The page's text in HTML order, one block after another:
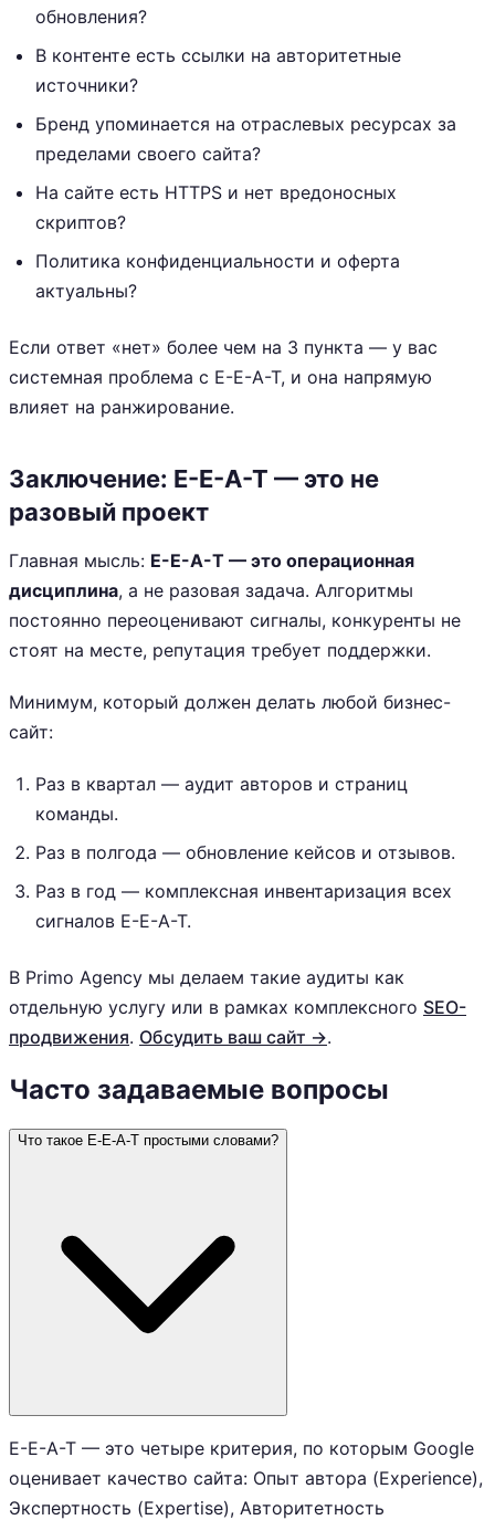
обновления?
В контенте есть ссылки на авторитетные
источники?
Бренд упоминается на отраслевых ресурсах за
пределами своего сайта?
На сайте есть HTTPS и нет вредоносных
скриптов?
Политика конфиденциальности и оферта
актуальны?
Если ответ «нет» более чем на 3 пункта — у вас
системная проблема с E-E-A-T, и она напрямую
влияет на ранжирование.
Заключение: E-E-A-T — это не
разовый проект
Главная мысль: E-E-A-T — это операционная
дисциплина, а не разовая задача. Алгоритмы
постоянно переоценивают сигналы, конкуренты не
стоят на месте, репутация требует поддержки.
Минимум, который должен делать любой бизнес-
сайт:
Раз в квартал — аудит авторов и страниц
команды.
Раз в полгода — обновление кейсов и отзывов.
Раз в год — комплексная инвентаризация всех
сигналов E-E-A-T.
В Primo Agency мы делаем такие аудиты как
отдельную услугу или в рамках комплексного SEO-
продвижения. Обсудить ваш сайт →.
Часто задаваемые вопросы
Что такое E-E-A-T простыми словами?
E-E-A-T — это четыре критерия, по которым Google
оценивает качество сайта: Опыт автора (Experience),
Экспертность (Expertise), Авторитетность